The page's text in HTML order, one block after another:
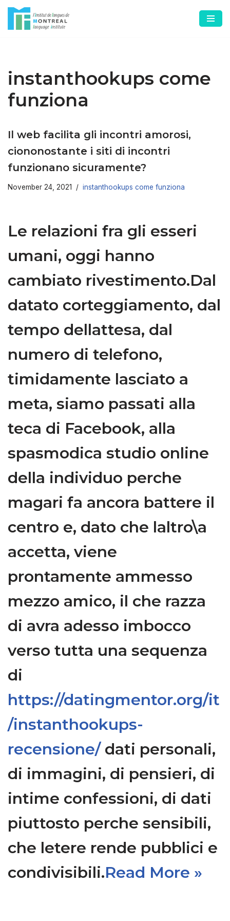
Skip
instanthookups come
funziona
Il web facilita gli incontri amorosi,
ciononostante i siti di incontri
funzionano sicuramente?
November 24, 2021 instanthookups come funziona
Le relazioni fra gli esseri
umani, oggi hanno
cambiato rivestimento.Dal
datato corteggiamento, dal
tempo dellattesa, dal
numero di telefono,
timidamente lasciato a
meta, siamo passati alla
teca di Facebook, alla
spasmodica studio online
della individuo perche
magari fa ancora battere il
centro e, dato che laltro\a
accetta, viene
prontamente ammesso
mezzo amico, il che razza
di avra adesso imbocco
verso tutta una sequenza
di
https://datingmentor.org/it
/instanthookups-
recensione/dati personali,
di immagini, di pensieri, di
intime confessioni, di dati
piuttosto perche sensibili,
che letere rende pubblici e
condivisibili.Read More »